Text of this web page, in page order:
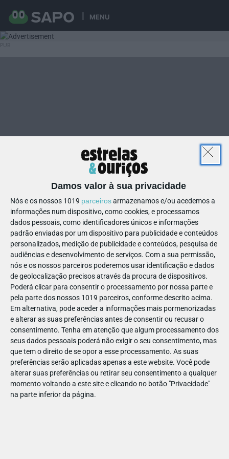
MENU
Damos valor à sua privacidade
Nós e os nossos 1019 parceirosarmazenamos e/ou acedemos a
informações num dispositivo, como cookies, e processamos
dados pessoais, como identificadores únicos e informações
padrão enviadas por um dispositivo para publicidade e conteúdos
personalizados, medição de publicidade e conteúdos, pesquisa de
audiências e desenvolvimento de serviços. Com a sua permissão,
nós e os nossos parceiros poderemos usar identificação e dados
de geolocalização precisos através da procura de dispositivos.
Poderá clicar para consentir o processamento por nossa parte e
pela parte dos nossos 1019 parceiros, conforme descrito acima.
Em alternativa, pode aceder a informações mais pormenorizadas
e alterar as suas preferências antes de consentir ou recusar o
consentimento. Tenha em atenção que algum processamento dos
seus dados pessoais poderá não exigir o seu consentimento, mas
que tem o direito de se opor a esse processamento. As suas
preferências serão aplicadas apenas a este website. Você pode
alterar suas preferências ou retirar seu consentimento a qualquer
momento voltando a este site e clicando no botão "Privacidade"
na parte inferior da página.
10
1194851484026813